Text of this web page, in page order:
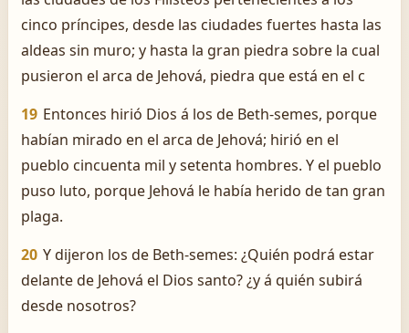
cinco príncipes, desde las ciudades fuertes hasta las
aldeas sin muro; y hasta la gran piedra sobre la cual
pusieron el arca de Jehová, piedra que está en el c
19 Entonces hirió Dios á los de Beth-semes, porque
habían mirado en el arca de Jehová; hirió en el
pueblo cincuenta mil y setenta hombres. Y el pueblo
puso luto, porque Jehová le había herido de tan gran
plaga.
20 Y dijeron los de Beth-semes: ¿Quién podrá estar
delante de Jehová el Dios santo? ¿y á quién subirá
desde nosotros?